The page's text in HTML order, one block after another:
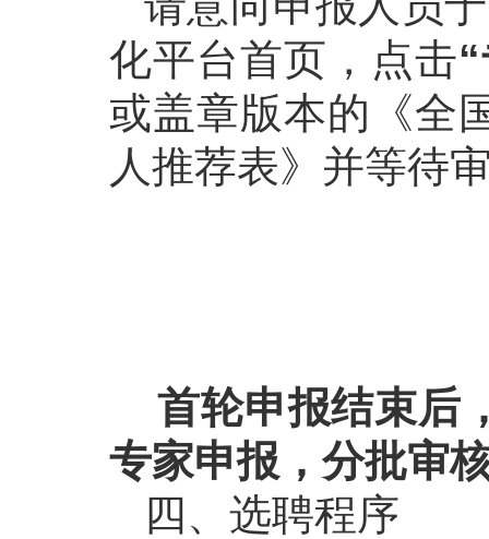
化平台首页，点击“
或盖章版本的《全
人推荐表》并等待
首轮申报结束后
专家申报，分批审
四、选聘程序